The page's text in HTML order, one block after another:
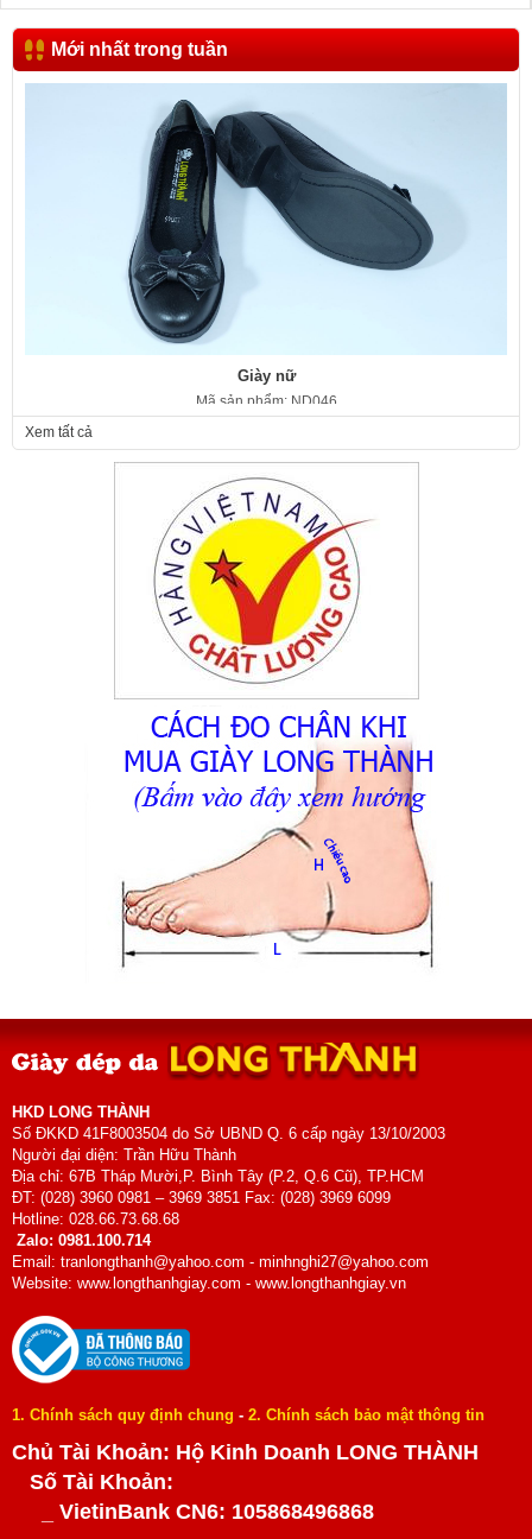
Mới nhất trong tuần
Giày nữ
Mã sản phẩm: ND046
Xem tất cả
HKD LONG THÀNH
Số ĐKKD 41F8003504 do Sở UBND Q. 6 cấp ngày 13/10/2003
Người đại diện: Trần Hữu Thành
Địa chỉ: 67B Tháp Mười,P. Bình Tây (P.2, Q.6 Cũ), TP.HCM
ĐT: (028) 3960 0981 – 3969 3851 Fax: (028) 3969 6099
Hotline: 028.66.73.68.68
Zalo: 0981.100.714
Email: tranlongthanh@yahoo.com - minhnghi27@yahoo.com
Website: www.longthanhgiay.com - www.longthanhgiay.vn
1. Chính sách quy định chung - 2. Chính sách bảo mật thông tin
Chủ Tài Khoản: Hộ Kinh Doanh LONG THÀNH
Số Tài Khoản:
_ VietinBank CN6: 105868496868